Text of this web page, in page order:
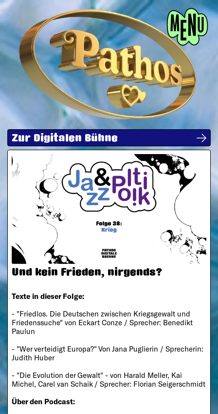
Menü
Zur Digitalen Bühne
Und kein Frieden, nirgends?
Texte in dieser Folge:
- "Friedlos. Die Deutschen zwischen Kriegsgewalt und
Friedenssuche" von Eckart Conze / Sprecher: Benedikt
Paulun
- "Wer verteidigt Europa?" Von Jana Puglierin / Sprecherin:
Judith Huber
- "Die Evolution der Gewalt" - von Harald Meller, Kai
Michel, Carel van Schaik / Sprecher: Florian Seigerschmidt
Über den Podcast: